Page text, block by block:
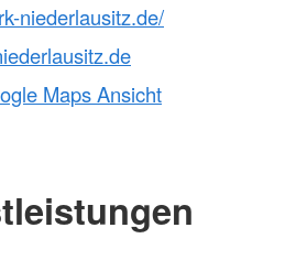
niederlausitz.de/
Maps Ansicht